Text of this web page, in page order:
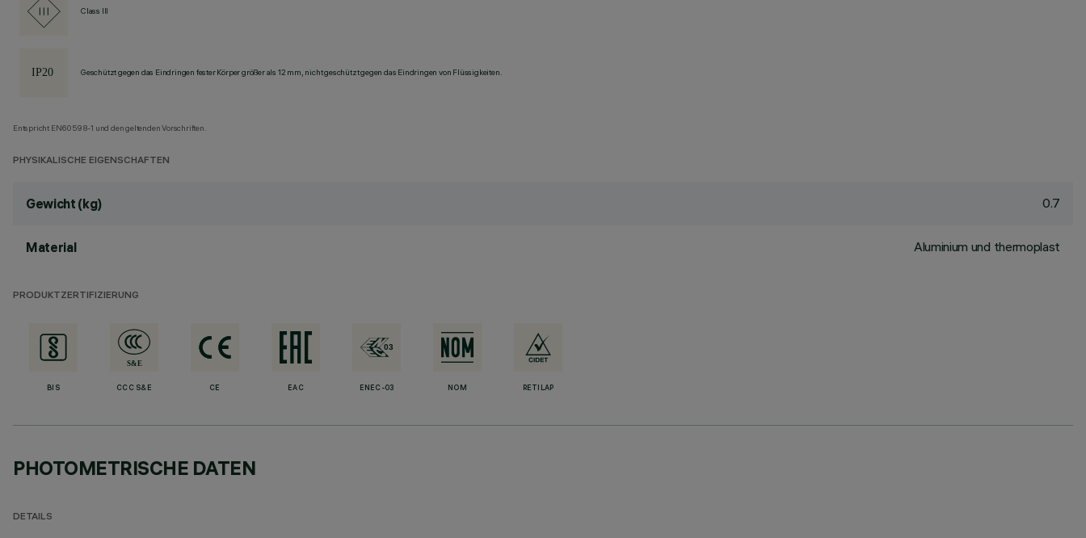
Class III
Geschützt gegen das Eindringen fester Körper größer als 12 mm, nicht geschützt gegen das Eindringen von Flüssigkeiten.
Entspricht EN60598-1 und den geltenden Vorschriften.
PHYSIKALISCHE EIGENSCHAFTEN
Gewicht (kg) 0.7
Material Aluminium und thermoplast
PRODUKTZERTIFIZIERUNG
BIS CCC S&E CE EAC ENEC-03 NOM RETILAP
PHOTOMETRISCHE DATEN
DETAILS